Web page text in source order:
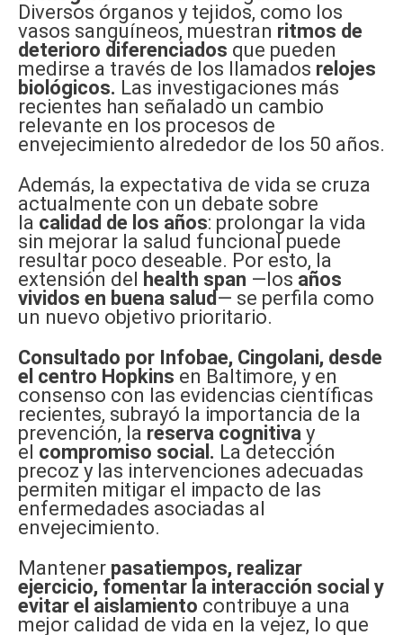
Diversos órganos y tejidos, como los
vasos sanguíneos, muestran ritmos de
deterioro diferenciados que pueden
medirse a través de los llamados relojes
biológicos. Las investigaciones más
recientes han señalado un cambio
relevante en los procesos de
envejecimiento alrededor de los 50 años.
Además, la expectativa de vida se cruza
actualmente con un debate sobre
la calidad de los años: prolongar la vida
sin mejorar la salud funcional puede
resultar poco deseable. Por esto, la
extensión del health span —los años
vividos en buena salud— se perfila como
un nuevo objetivo prioritario.
Consultado por Infobae, Cingolani, desde
el centro Hopkins en Baltimore, y en
consenso con las evidencias científicas
recientes, subrayó la importancia de la
prevención, la reserva cognitiva y
el compromiso social. La detección
precoz y las intervenciones adecuadas
permiten mitigar el impacto de las
enfermedades asociadas al
envejecimiento.
Mantener pasatiempos, realizar
ejercicio, fomentar la interacción social y
evitar el aislamiento contribuye a una
mejor calidad de vida en la vejez, lo que